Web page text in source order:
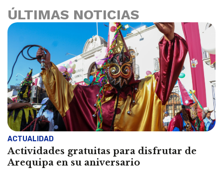
ÚLTIMAS NOTICIAS
ACTUALIDAD
Actividades gratuitas para disfrutar de
Arequipa en su aniversario